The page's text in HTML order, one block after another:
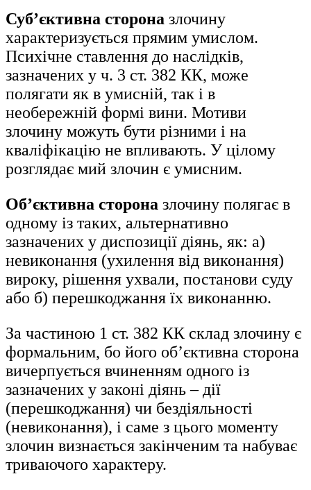
Суб’єктивна сторона злочину
характеризується прямим умислом.
Психічне ставлення до наслідків,
зазначених у ч. 3 ст. 382 КК, може
полягати як в умисній, так і в
необережній формі вини. Мотиви
злочину можуть бути різними і на
кваліфікацію не впливають. У цілому
розглядає мий злочин є умисним.
Об’єктивна сторона злочину полягає в
одному із таких, альтернативно
зазначених у диспозиції діянь, як: а)
невиконання (ухилення від виконання)
вироку, рішення ухвали, постанови суду
або б) перешкоджання їх виконанню.
За частиною 1 ст. 382 КК склад злочину є
формальним, бо його об’єктивна сторона
вичерпується вчиненням одного із
зазначених у законі діянь – дії
(перешкоджання) чи бездіяльності
(невиконання), і саме з цього моменту
злочин визнається закінченим та набуває
триваючого характеру.